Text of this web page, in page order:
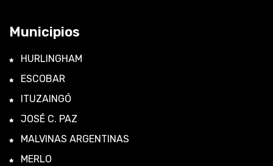
Municipios
HURLINGHAM
ESCOBAR
ITUZAINGÓ
JOSÉ C. PAZ
MALVINAS ARGENTINAS
MERLO